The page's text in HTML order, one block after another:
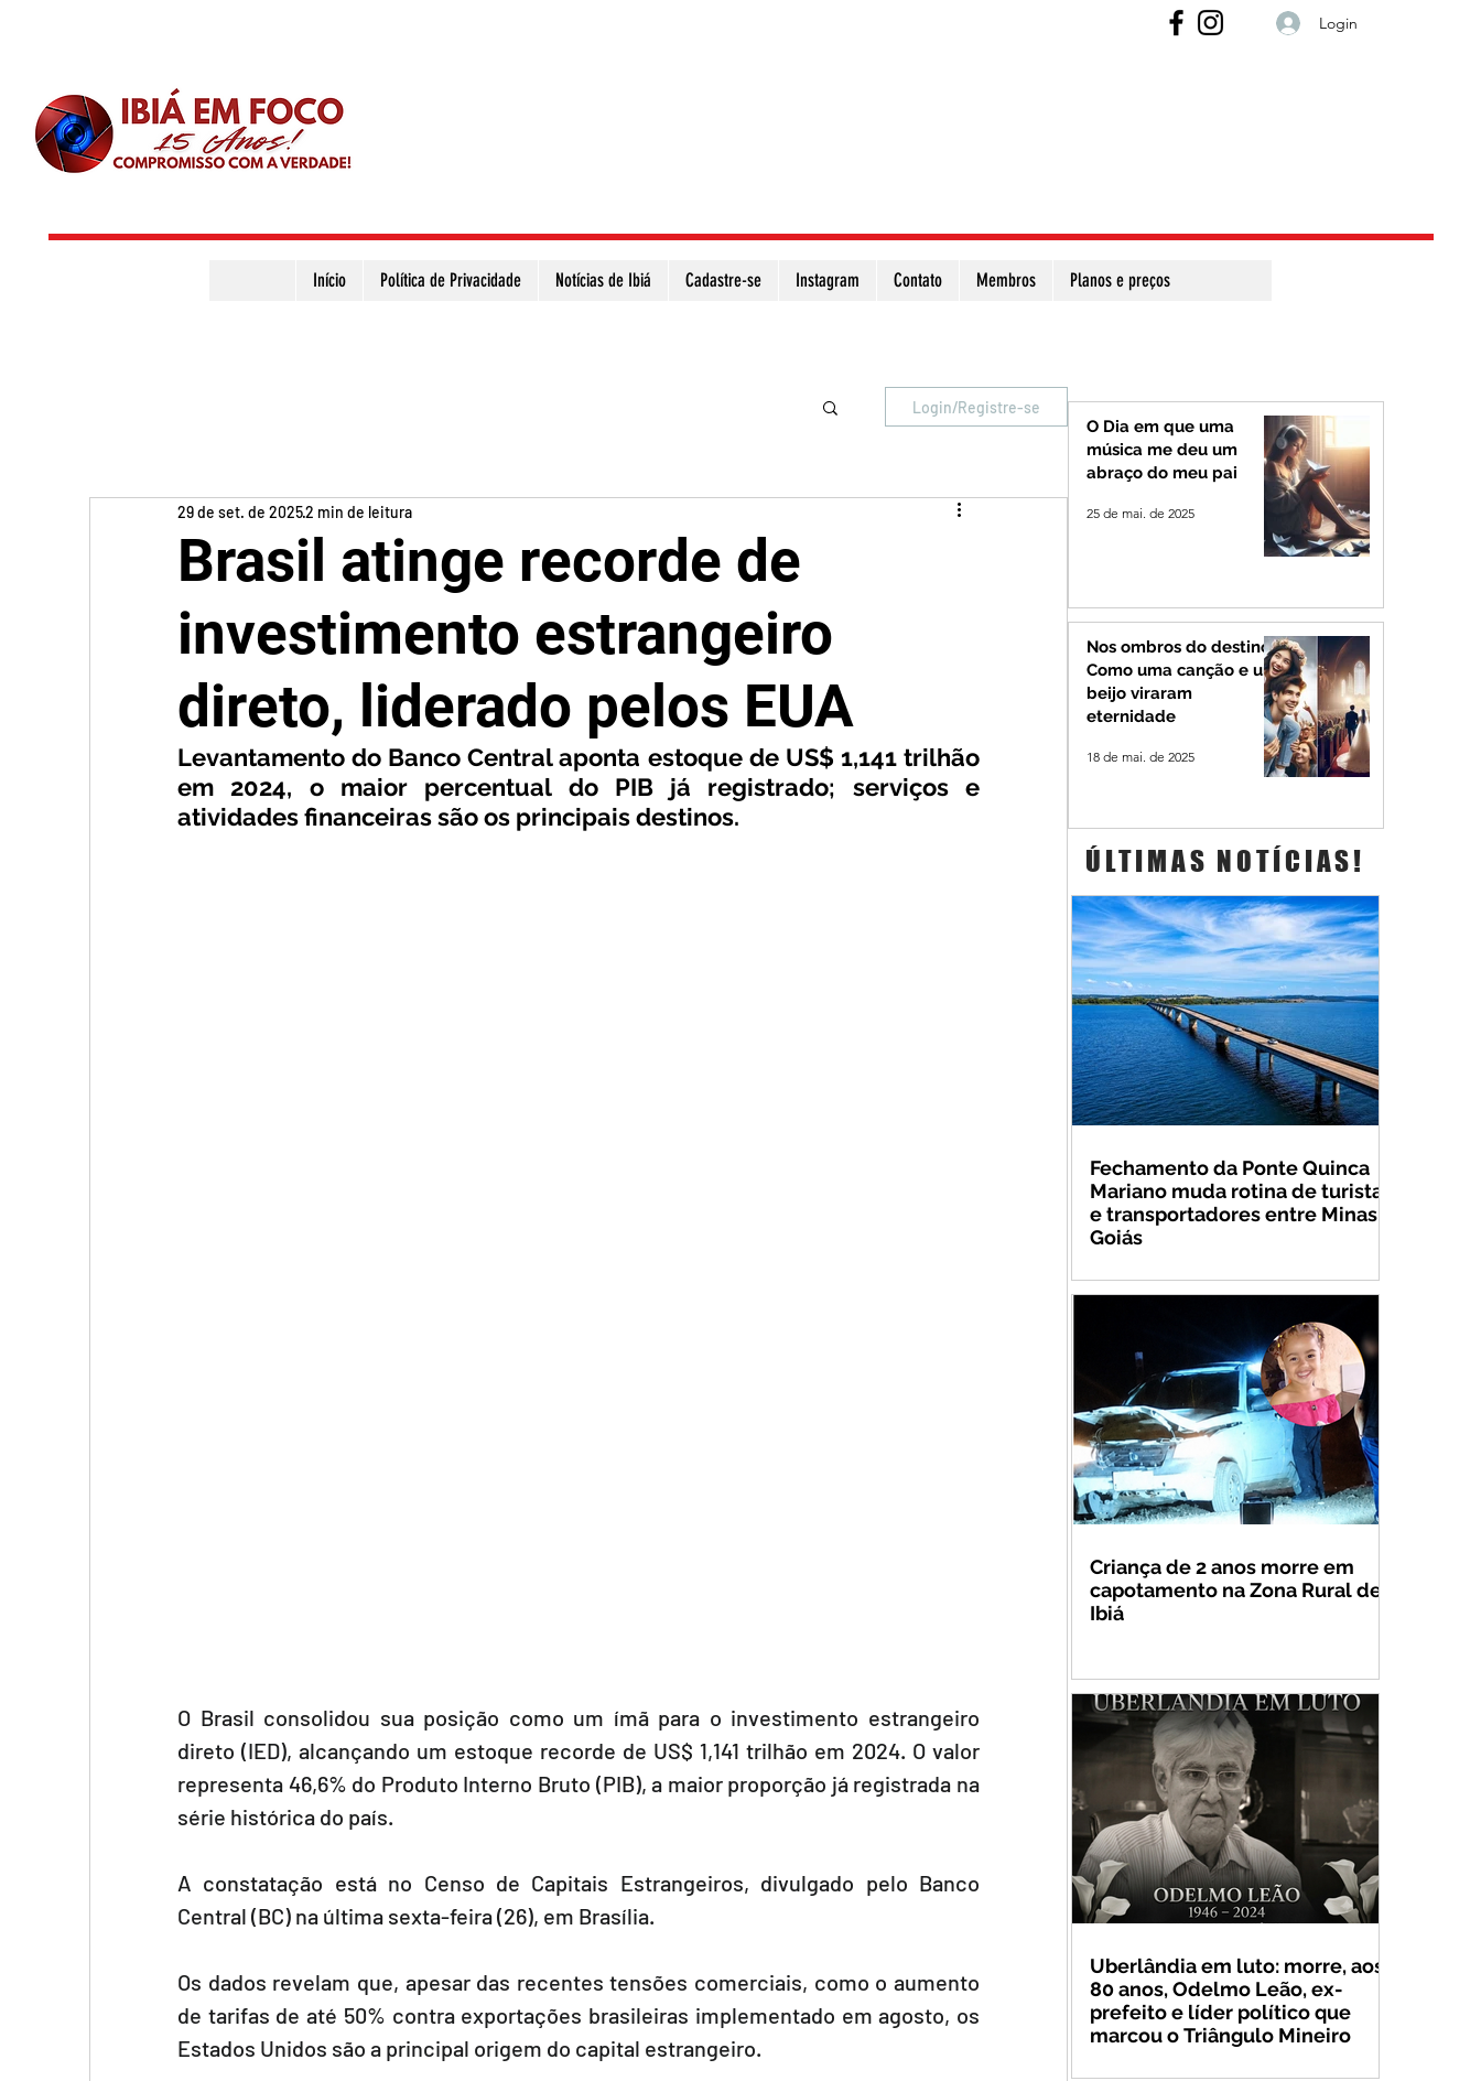
Login
Início Política de Privacidade Notícias de Ibiá Cadastre-se Instagram Contato Membros Planos e preços
Login/Registre-se
Brasil atinge recorde de
investimento estrangeiro
direto, liderado pelos EUA
29 de set. de 20252 min de leitura
Levantamento do Banco Central aponta estoque de US$ 1,141 trilhão
em 2024, o maior percentual do PIB já registrado; serviços e
atividades financeiras são os principais destinos.
O Brasil consolidou sua posição como um ímã para o investimento estrangeiro
direto (IED), alcançando um estoque recorde de US$ 1,141 trilhão em 2024. O valor
representa 46,6% do Produto Interno Bruto (PIB), a maior proporção já registrada na
série histórica do país.
A constatação está no Censo de Capitais Estrangeiros, divulgado pelo Banco
Central (BC) na última sexta-feira (26), em Brasília.
Os dados revelam que, apesar das recentes tensões comerciais, como o aumento
de tarifas de até 50% contra exportações brasileiras implementado em agosto, os
Estados Unidos são a principal origem do capital estrangeiro.
O Dia em que uma
música me deu um
abraço do meu pai
25 de mai. de 2025
Nos ombros do destino:
Como uma canção e um
beijo viraram
eternidade
18 de mai. de 2025
ÚLTIMAS NOTÍCIAS!
Fechamento da Ponte Quinca
Mariano muda rotina de turistas
e transportadores entre Minas e
Goiás
Criança de 2 anos morre em
capotamento na Zona Rural de
Ibiá
Uberlândia em luto: morre, aos
80 anos, Odelmo Leão, ex-
prefeito e líder político que
marcou o Triângulo Mineiro